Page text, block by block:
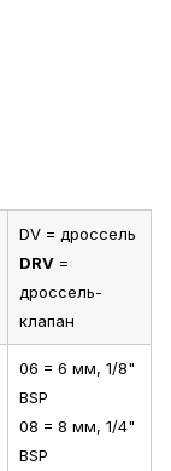
DV = дроссель
DRV =
дроссель-
клапан
06 = 6 мм, 1/8"
BSP
08 = 8 мм, 1/4"
BSP